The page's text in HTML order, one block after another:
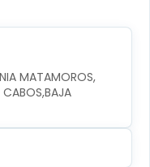
MATAMOROS,